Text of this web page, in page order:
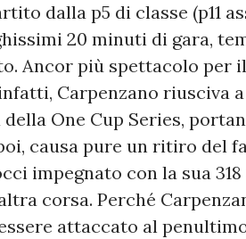
dalla p5 di classe (p11
20 minuti di gara,
Ancor più spettacolo per
Carpenzano riusciva
One Cup Series,
causa pure un ritiro del
impegnato con la sua
corsa. Perché
attaccato al